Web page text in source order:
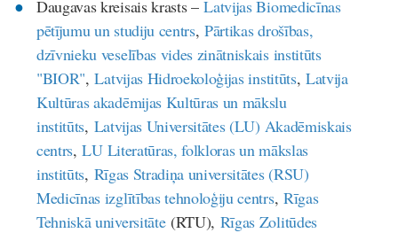
Daugavas kreisais krasts –Latvijas Biomedicīnas
pētījumu un studiju centrs,Pārtikas drošības,
dzīvnieku veselības vides zinātniskais institūts
"BIOR",Latvijas Hidroekoloģijas institūts, Latvija
Kultūras akadēmijas Kultūras un mākslu
institūts, Latvijas Universitātes (LU) Akadēmiskais
centrs,LU Literatūras, folkloras un mākslas
institūts, Rīgas Stradiņa universitātes (RSU)
Medicīnas izglītības tehnoloģiju centrs, Rīgas
Tehniskā universitāte(RTU), Rīgas Zolitūdes